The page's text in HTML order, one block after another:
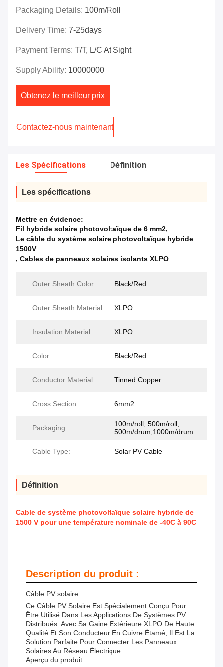
Packaging Details: 100m/roll
Delivery Time: 7-25days
Payment Terms: T/T, L/C At Sight
Supply Ability: 10000000
Obtenez le meilleur prix
Contactez-nous maintenant
Les Spécifications Définition
Les spécifications
Mettre en évidence:
Fil hybride solaire photovoltaïque de 6 mm2,
Le câble du système solaire photovoltaïque hybride
1500V
, Cables de panneaux solaires isolants XLPO
Outer Sheath Color: Black/Red
Outer Sheath Material: XLPO
Insulation Material: XLPO
Color: Black/Red
Conductor Material: Tinned Copper
Cross Section: 6mm2
Packaging:
100m/roll, 500m/roll,
500m/drum,1000m/drum
Cable Type: Solar PV Cable
Définition
Cable de système photovoltaïque solaire hybride de
1500 V pour une température nominale de -40C à 90C
Description du produit :
Câble PV solaire
Ce Câble PV Solaire Est Spécialement Conçu Pour
Être Utilisé Dans Les Applications De Systèmes PV
Distribués. Avec Sa Gaine Extérieure XLPO De Haute
Qualité Et Son Conducteur En Cuivre Étamé, Il Est La
Solution Parfaite Pour Connecter Les Panneaux
Solaires Au Réseau Électrique.
Aperçu du produit